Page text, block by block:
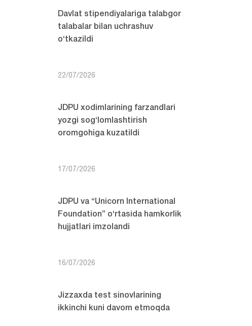
Davlat stipendiyalariga talabgor
talabalar bilan uchrashuv
o‘tkazildi
22/07/2026
JDPU xodimlarining farzandlari
yozgi sog‘lomlashtirish
oromgohiga kuzatildi
17/07/2026
JDPU va “Unicorn International
Foundation” o‘rtasida hamkorlik
hujjatlari imzolandi
16/07/2026
Jizzaxda test sinovlarining
ikkinchi kuni davom etmoqda